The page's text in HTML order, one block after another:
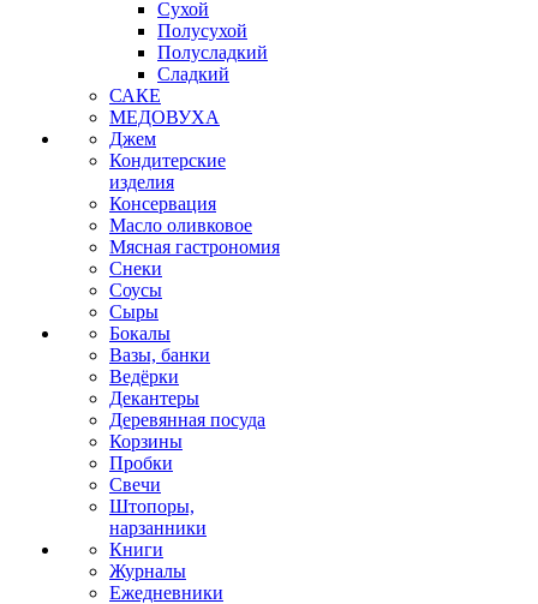
Сухой
Полусухой
Полусладкий
Сладкий
САКЕ
МЕДОВУХА
Джем
Кондитерские
изделия
Консервация
Масло оливковое
Мясная гастрономия
Снеки
Соусы
Сыры
Бокалы
Вазы, банки
Ведёрки
Декантеры
Деревянная посуда
Корзины
Пробки
Свечи
Штопоры,
нарзанники
Книги
Журналы
Ежедневники